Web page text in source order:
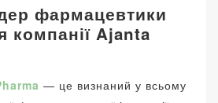
фармацевтики
компанії Ajanta
— це визнаний у всьому